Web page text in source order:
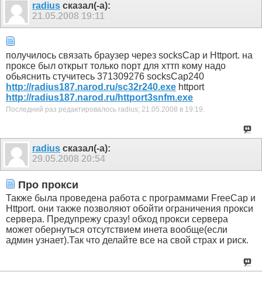
radius сказал(-а):
21.05.2008 19:11
получилось связать браузер через socksCap и Httport. на
проксе был открыт только порт для хттп кому надо
обьяснить стучитесь 371309276 socksCap240
http://radius187.narod.ru/sc32r240.exe httport
http://radius187.narod.ru/httport3snfm.exe
Последний раз редактировалось radius; 21.05.2008 в 19:19
radius сказал(-а):
29.05.2008 20:54
Про прокси
Также была проведена работа с программами FreeCap и
Httport. они также позволяют обойти ограничения прокси
сервера. Предупрежу сразу! обход прокси сервера
может обернуться отсутствием инета вообще(если
админ узнает).Так что делайте все на свой страх и риск.